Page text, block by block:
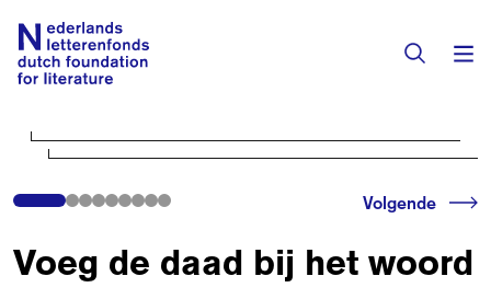
Subsidies
Programma's
Volgende
Voeg de daad bij het woord